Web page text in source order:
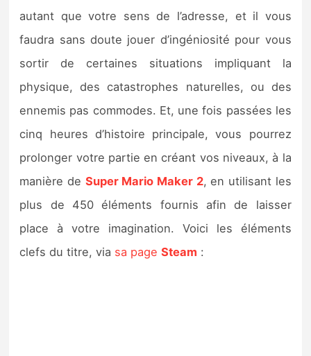
autant que votre sens de l’adresse, et il vous
faudra sans doute jouer d’ingéniosité pour vous
sortir de certaines situations impliquant la
physique, des catastrophes naturelles, ou des
ennemis pas commodes. Et, une fois passées les
cinq heures d’histoire principale, vous pourrez
prolonger votre partie en créant vos niveaux, à la
manière de Super Mario Maker 2, en utilisant les
plus de 450 éléments fournis afin de laisser
place à votre imagination. Voici les éléments
clefs du titre, via sa pageSteam :